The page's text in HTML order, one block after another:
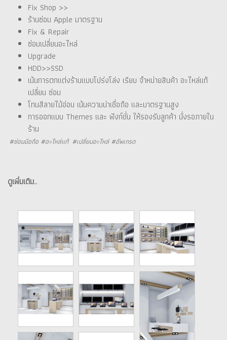
Fix Shop >>
ร้านซ่อม Apple มาตรฐาน
Fix & Repair
ซ่อมเปลี่ยนอะไหล่
Upgrade
HDD>>SSD
เน้นการตกแต่งร้านแบบโปร่งโล่ง เรียบ จำหน่ายสินค้า อะไหล่แท้
เปลี่ยน ซ่อม
โทนสีลายไม้อ่อน เน้นความน่าเชื่อถือ และมาตรฐานสูง
การออกแบบ Themes และ ฟังก์ชั่น ให้รองรับลูกค้า นั่งรอภายใน
ร้าน
#ซ่อมมือถือ #อะไหล่แท้ #เปลี่ยนอะไหล่ #อัพเกรด
ดูเพิ่มเติม..